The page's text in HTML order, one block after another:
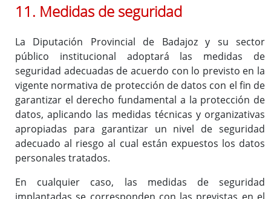
11. Medidas de seguridad
La Diputación Provincial de Badajoz y su sector
público institucional adoptará las medidas de
seguridad adecuadas de acuerdo con lo previsto en la
vigente normativa de protección de datos con el fin de
garantizar el derecho fundamental a la protección de
datos, aplicando las medidas técnicas y organizativas
apropiadas para garantizar un nivel de seguridad
adecuado al riesgo al cual están expuestos los datos
personales tratados.
En cualquier caso, las medidas de seguridad
implantadas se corresponden con las previstas en el